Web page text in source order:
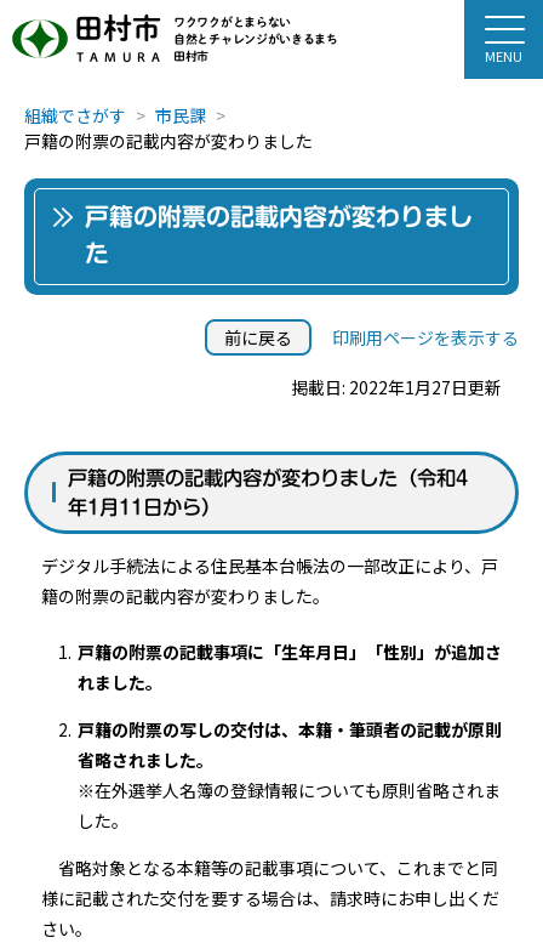
田村市
TAMURA
ワクワクがとまらない
自然とチャレンジがいきるまち
田村市
組織でさがす
市民課
戸籍の附票の記載内容が変わりました
戸籍の附票の記載内容が変わりまし
た
前に戻る 印刷用ページを表示する
掲載日: 2022年1月27日更新
戸籍の附票の記載内容が変わりました（令和4
年1月11日から）
デジタル手続法による住民基本台帳法の一部改正により、戸
籍の附票の記載内容が変わりました。
戸籍の附票の記載事項に「生年月日」「性別」が追加さ
れました。
戸籍の附票の写しの交付は、本籍・筆頭者の記載が原則
省略されました。
※在外選挙人名簿の登録情報についても原則省略されま
した。
省略対象となる本籍等の記載事項について、これまでと同
様に記載された交付を要する場合は、請求時にお申し出くだ
さい。